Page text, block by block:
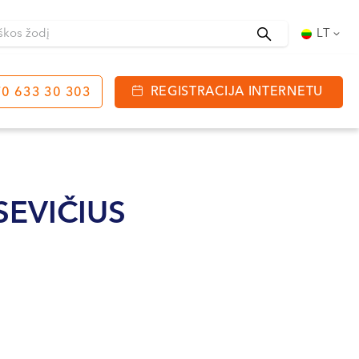
08:00 - 20:00
LT
633 30 303 REGISTRACIJA INTERNETU